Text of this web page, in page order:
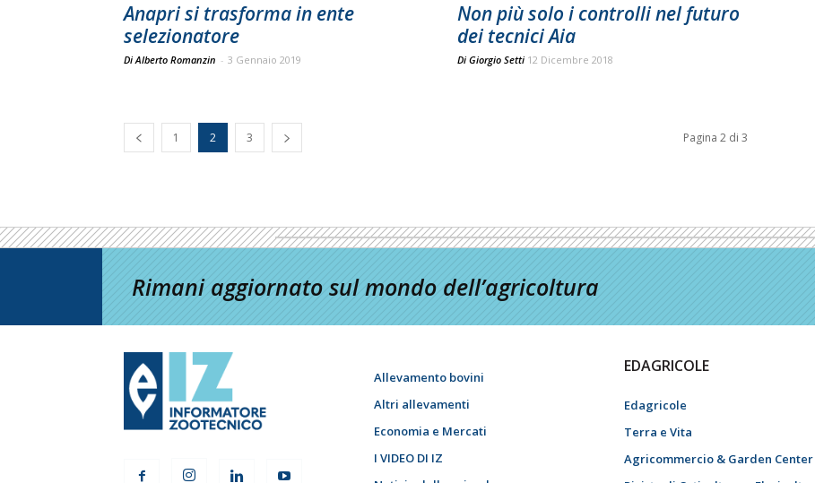
Anapri si trasforma in ente
selezionatore
Di Alberto Romanzin - 3 Gennaio 2019
Non più solo i controlli nel futuro
dei tecnici Aia
Di Giorgio Setti 12 Dicembre 2018
1 2 3 Pagina 2 di 3
Rimani aggiornato sul mondo dell’agricoltura
Allevamento bovini
Altri allevamenti
Economia e Mercati
I VIDEO DI IZ
EDAGRICOLE
Edagricole
Terra e Vita
Agricommercio & Garden Center